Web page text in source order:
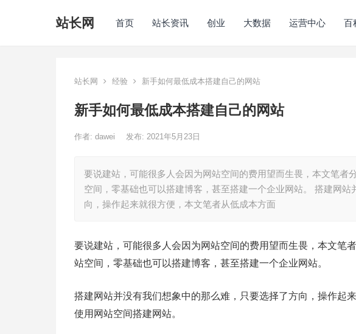
站长网 首页 站长资讯 创业 大数据 运营中心 百
站长网 经验 新手如何最低成本搭建自己的网站
新手如何最低成本搭建自己的网站
作者: dawei 发布: 2021年5月23日
要说建站，可能很多人会因为网站空间的费用望而生畏，本文笔者
空间，零基础也可以搭建博客，甚至搭建一个企业网站。 搭建网
向，操作起来就很方便，本文笔者从低成本方面
要说建站，可能很多人会因为网站空间的费用望而生畏，本文笔
站空间，零基础也可以搭建博客，甚至搭建一个企业网站。
搭建网站并没有我们想象中的那么难，只要选择了方向，操作起
使用网站空间搭建网站。